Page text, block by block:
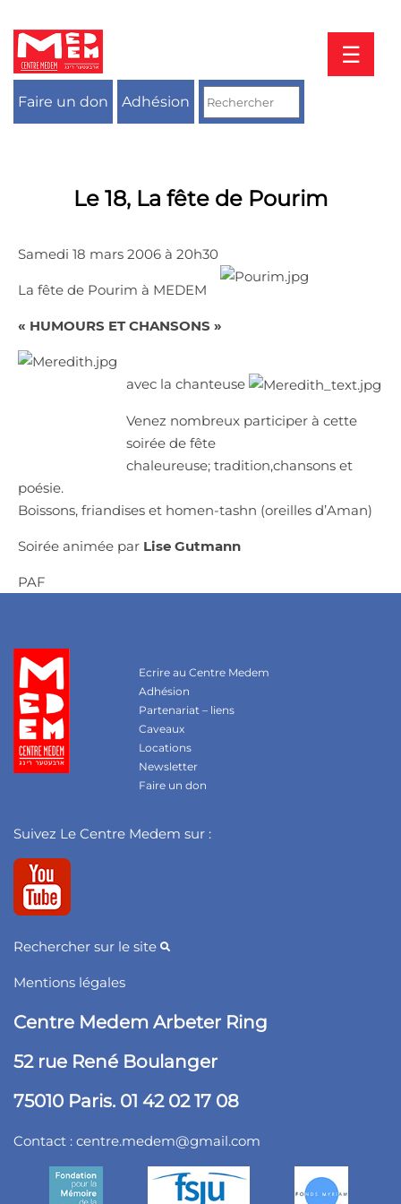
contenu
☰
Faire un don Adhésion
Le 18, La fête de Pourim
Samedi 18 mars 2006 à 20h30
La fête de Pourim à MEDEM
« HUMOURS ET CHANSONS »
avec la chanteuse
Venez nombreux participer à cette
soirée de fête
chaleureuse; tradition,chansons et
poésie.
Boissons, friandises et homen-tashn (oreilles d’Aman)
Soirée animée par Lise Gutmann
PAF
Ecrire au Centre Medem
Adhésion
Partenariat – liens
Caveaux
Locations
Newsletter
Faire un don
Suivez Le Centre Medem sur :
Rechercher sur le site
Mentions légales
Centre Medem Arbeter Ring
52 rue René Boulanger
75010 Paris. 01 42 02 17 08
Contact : centre.medem@gmail.com